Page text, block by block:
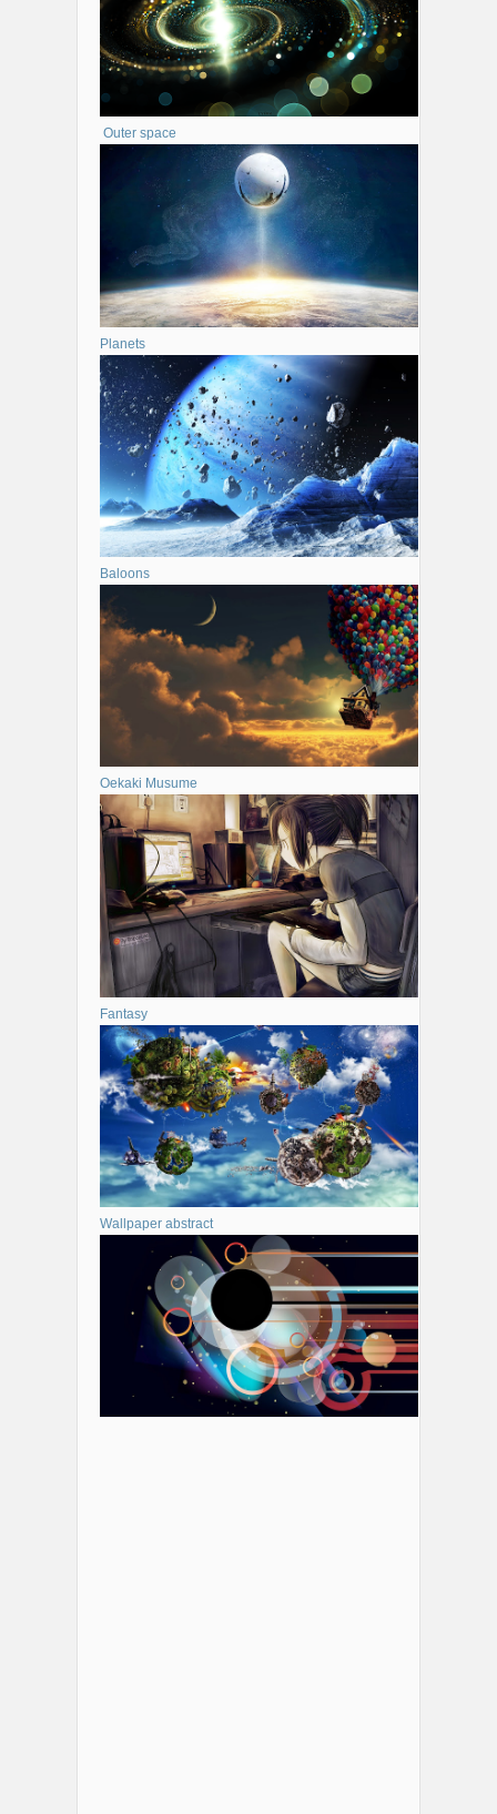
Outer space
Planets
Baloons
Oekaki Musume
Fantasy
Wallpaper abstract